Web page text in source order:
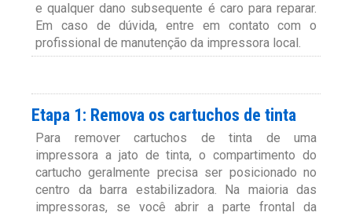
e qualquer dano subsequente é caro para reparar.
Em caso de dúvida, entre em contato com o
profissional de manutenção da impressora local.
Etapa 1: Remova os cartuchos de tinta
Para remover cartuchos de tinta de uma
impressora a jato de tinta, o compartimento do
cartucho geralmente precisa ser posicionado no
centro da barra estabilizadora. Na maioria das
impressoras, se você abrir a parte frontal da